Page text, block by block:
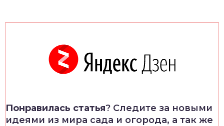
Понравилась статья? Следите за новыми
идеями из мира сада и огорода, а так же